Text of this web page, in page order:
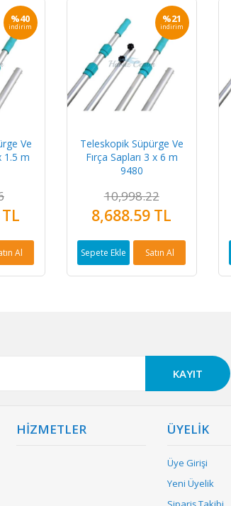
%40
indirim
Ve
1.5 m
Al
%21
indirim
Teleskopik Süpürge Ve
Fırça Sapları 3 x 6 m
9480
10,998.22
8,688.59 TL
Sepete Ekle Satın Al
KAYIT
HİZMETLER ÜYELİK
Üye Girişi
Yeni Üyelik